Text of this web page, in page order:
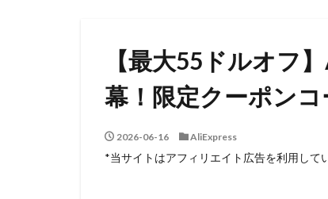
【最大55ドルオフ
幕！限定クーポン
2026-06-16 AliExpress
*当サイトはアフィリエイト広告を利用して